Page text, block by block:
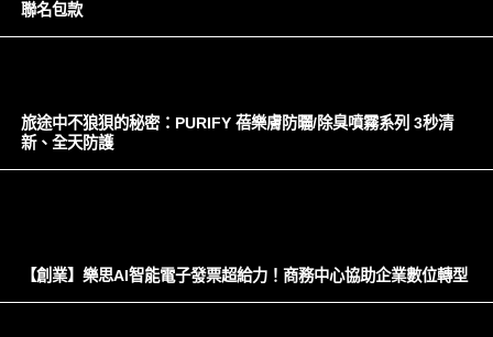
聯名包款
旅途中不狼狽的秘密：PURIFY 蓓樂膚防曬/除臭噴霧系列 3秒清
新、全天防護
【創業】樂思AI智能電子發票超給力！商務中心協助企業數位轉型